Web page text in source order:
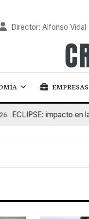
Director: Alfonso Vidal
EMPRESAS
ECLIPSE: impacto en la